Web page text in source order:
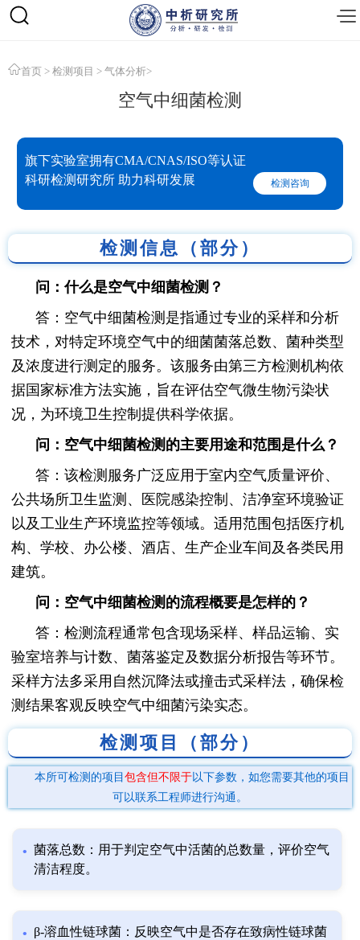
首页 > 检测项目 > 气体分析>
空气中细菌检测
旗下实验室拥有CMA/CNAS/ISO等认证
科研检测研究所 助力科研发展
检测咨询
检测信息（部分）
问：什么是空气中细菌检测？
答：空气中细菌检测是指通过专业的采样和分析
技术，对特定环境空气中的细菌菌落总数、菌种类型
及浓度进行测定的服务。该服务由第三方检测机构依
据国家标准方法实施，旨在评估空气微生物污染状
况，为环境卫生控制提供科学依据。
问：空气中细菌检测的主要用途和范围是什么？
答：该检测服务广泛应用于室内空气质量评价、
公共场所卫生监测、医院感染控制、洁净室环境验证
以及工业生产环境监控等领域。适用范围包括医疗机
构、学校、办公楼、酒店、生产企业车间及各类民用
建筑。
问：空气中细菌检测的流程概要是怎样的？
答：检测流程通常包含现场采样、样品运输、实
验室培养与计数、菌落鉴定及数据分析报告等环节。
采样方法多采用自然沉降法或撞击式采样法，确保检
测结果客观反映空气中细菌污染实态。
检测项目（部分）
本所可检测的项目 包含但不限于以下参数，如您需要其他的项目
可以联系工程师进行沟通。
菌落总数：用于判定空气中活菌的总数量，评价空气
清洁程度。
β-溶血性链球菌：反映空气中是否存在致病性链球菌